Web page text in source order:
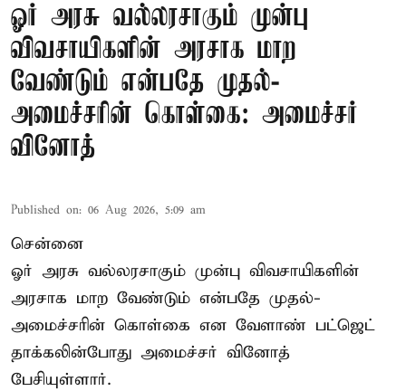
ஓர் அரசு வல்லரசாகும் முன்பு
விவசாயிகளின் அரசாக மாற
வேண்டும் என்பதே முதல்-
அமைச்சரின் கொள்கை: அமைச்சர்
வினோத்
Published on: 06 Aug 2026, 5:09 am
சென்னை
ஓர் அரசு வல்லரசாகும் முன்பு விவசாயிகளின்
அரசாக மாற வேண்டும் என்பதே முதல்-
அமைச்சரின் கொள்கை என வேளாண் பட்ஜெட்
தாக்கலின்போது அமைச்சர் வினோத்
பேசியுள்ளார்.